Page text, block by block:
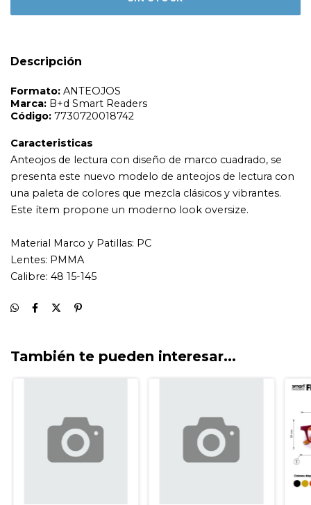
Descripción
Anteojos de lectura con diseño de marco cuadrado, se
Este ítem propone un moderno look oversize.
Material Marco y Patillas: PC
Lentes: PMMA
Calibre: 48 15-145
También te pueden interesar...